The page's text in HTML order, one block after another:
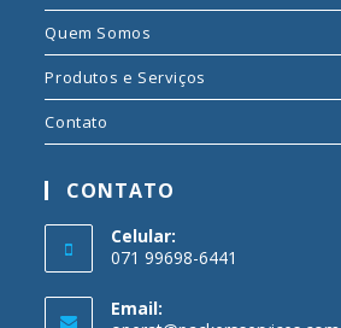
Quem Somos
Produtos e Serviços
Contato
CONTATO
Celular:
071 99698-6441
Email: